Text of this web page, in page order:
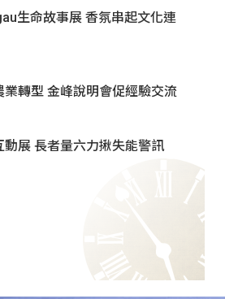
生命故事展 香氛串起文化連
業轉型 金峰說明會促經驗交流
動展 長者量六力揪失能警訊